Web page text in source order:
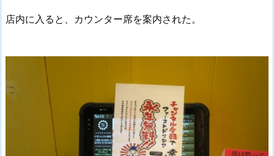
店内に入ると、カウンター席を案内された。